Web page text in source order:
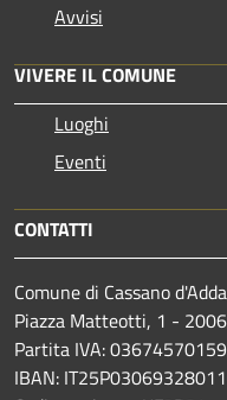
Avvisi
VIVERE IL COMUNE
Luoghi
Eventi
CONTATTI
Comune di Cassano d'Adda
Piazza Matteotti, 1 -
Partita IVA: 03674570159
IBAN: